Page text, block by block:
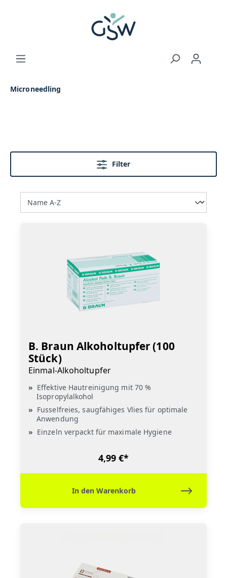
Microneedling
Filter
B. Braun Alkoholtupfer (100
Stück)
Einmal-Alkoholtupfer
Effektive Hautreinigung mit 70 %
Isopropylalkohol
Fusselfreies, saugfähiges Vlies für optimale
Anwendung
Einzeln verpackt für maximale Hygiene
4,99 €*
In den Warenkorb